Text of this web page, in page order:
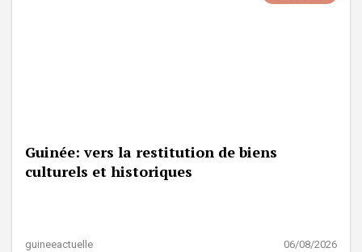
Guinée: vers la restitution de biens
culturels et historiques
guineeactuelle 06/08/2026